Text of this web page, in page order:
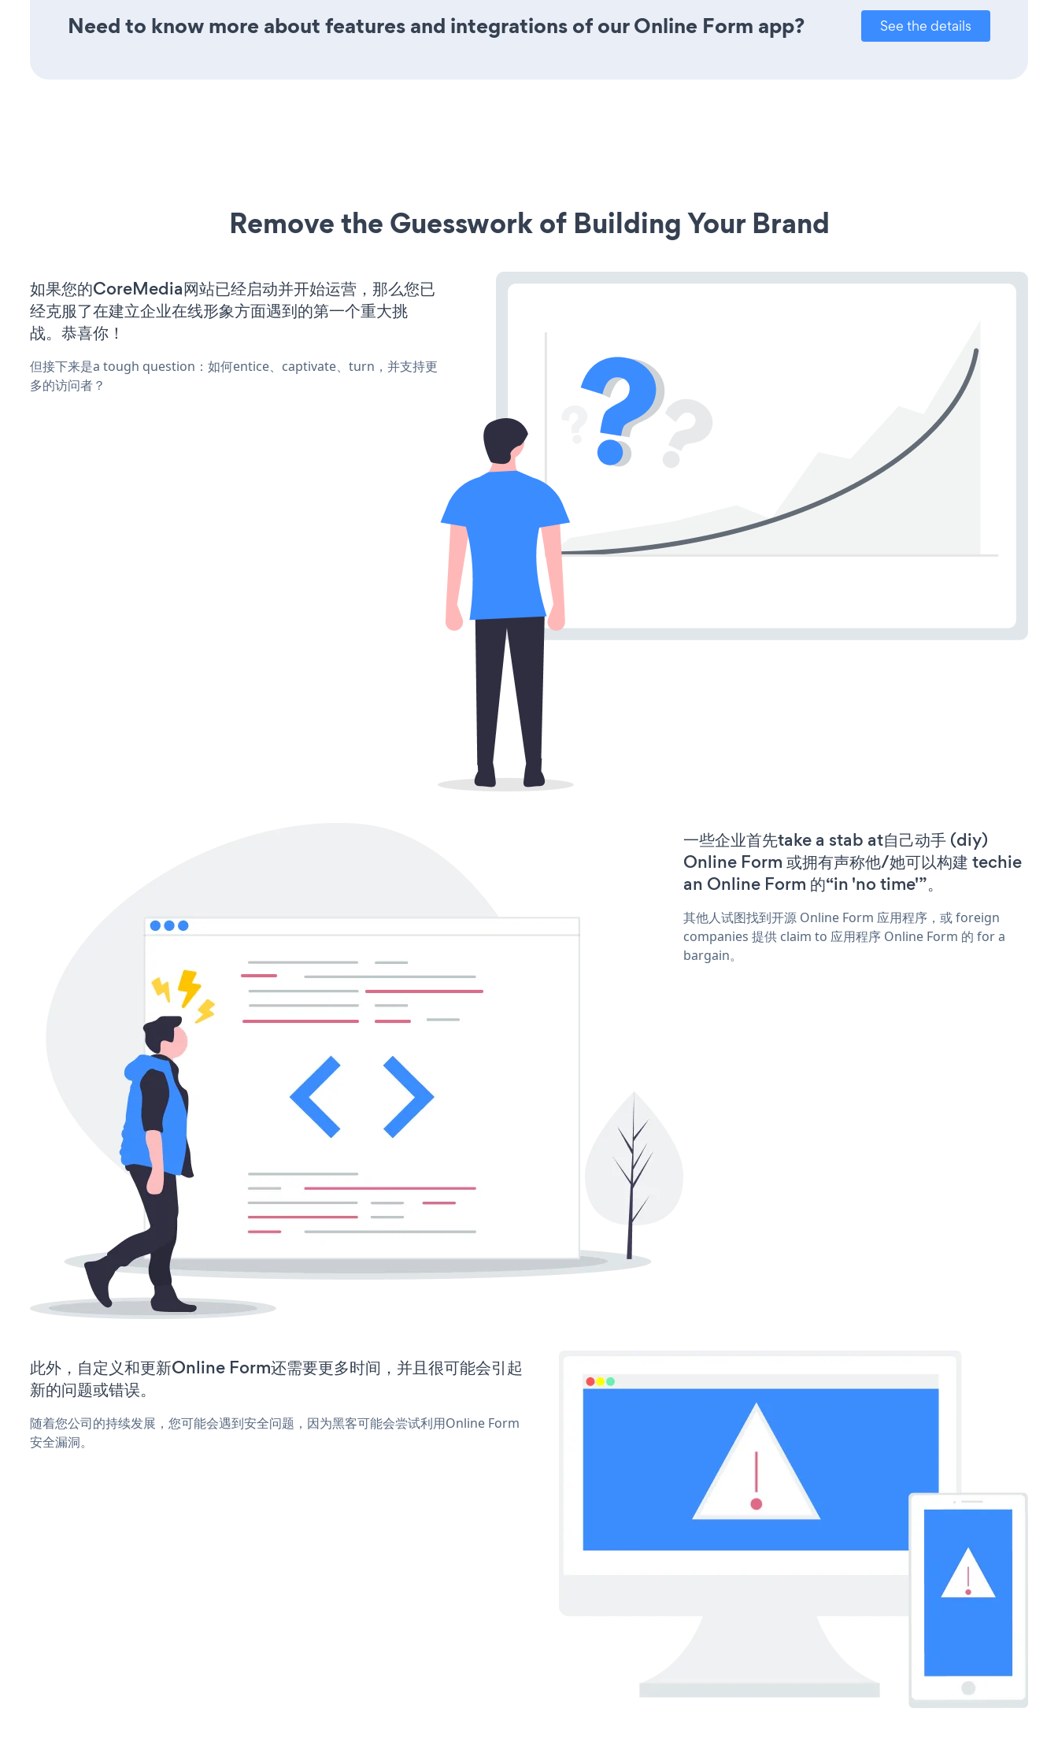
Need to know more about features and integrations of our Online Form app? See the details
Remove the Guesswork of Building Your Brand
如果您的CoreMedia网站已经启动并开始运营，那么您已
经克服了在建立企业在线形象方面遇到的第一个重大挑
战。恭喜你！
但接下来是a tough question：如何entice、captivate、turn，并支持更
多的访问者？
一些企业首先take a stab at自己动手 (diy)
Online Form 或拥有声称他/她可以构建 techie
an Online Form 的“in 'no time'”。
其他人试图找到开源 Online Form 应用程序，或 foreign
companies 提供 claim to 应用程序 Online Form 的 for a
bargain。
此外，自定义和更新Online Form还需要更多时间，并且很可能会引起
新的问题或错误。
随着您公司的持续发展，您可能会遇到安全问题，因为黑客可能会尝试利用Online Form
安全漏洞。